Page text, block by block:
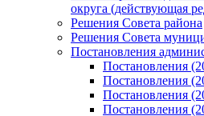
округа (действующая
Решения Совета района
Решения Совета
Постановления
Постановления
Постановления
Постановления
Постановления